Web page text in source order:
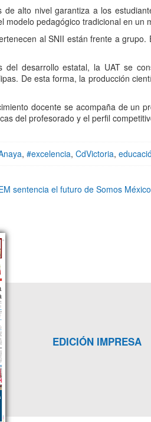
alto nivel garantiza a los
modelo pedagógico tradicional en un
al SNII están frente a
del desarrollo estatal, la UAT se
De esta forma, la producción
docente se acompaña de un
del profesorado y el perfil
, #excelencia, CdVictoria,
sentencia el futuro de Somos
EDICIÓN IMPRESA